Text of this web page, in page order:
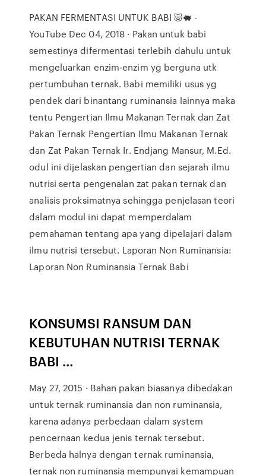
PAKAN FERMENTASI UNTUK BABI 🐷🐖 -
YouTube Dec 04, 2018 · Pakan untuk babi
semestinya difermentasi terlebih dahulu untuk
mengeluarkan enzim-enzim yg berguna utk
pertumbuhan ternak. Babi memiliki usus yg
pendek dari binantang ruminansia lainnya maka
tentu Pengertian Ilmu Makanan Ternak dan Zat
Pakan Ternak Pengertian Ilmu Makanan Ternak
dan Zat Pakan Ternak Ir. Endjang Mansur, M.Ed.
odul ini dijelaskan pengertian dan sejarah ilmu
nutrisi serta pengenalan zat pakan ternak dan
analisis proksimatnya sehingga penjelasan teori
dalam modul ini dapat memperdalam
pemahaman tentang apa yang dipelajari dalam
ilmu nutrisi tersebut. Laporan Non Ruminansia:
Laporan Non Ruminansia Ternak Babi
KONSUMSI RANSUM DAN
KEBUTUHAN NUTRISI TERNAK
BABI ...
May 27, 2015 · Bahan pakan biasanya dibedakan
untuk ternak ruminansia dan non ruminansia,
karena adanya perbedaan dalam system
pencernaan kedua jenis ternak tersebut.
Berbeda halnya dengan ternak ruminansia,
ternak non ruminansia mempunyai kemampuan